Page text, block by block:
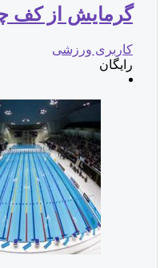
گرمایش از کف
کاربری ورزشی
رایگان